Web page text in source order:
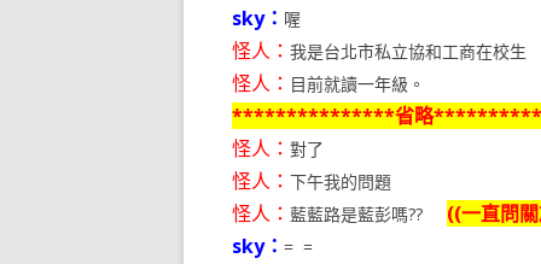
sky： 喔
怪人： 我是台北市私立協和工商在校生
怪人： 目前就讀一年級。
***************省略
怪人： 對了
怪人： 下午我的問題
怪人： 藍藍路是藍彭嗎?? ((一直問
sky： = =